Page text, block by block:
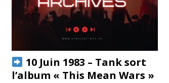
10 Juin 1983 – Tank sort
l’album « This Mean Wars »